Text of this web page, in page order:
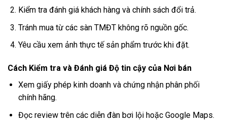
Kiểm tra đánh giá khách hàng và chính sách đổi trả.
Tránh mua từ các sàn TMĐT không rõ nguồn gốc.
Yêu cầu xem ảnh thực tế sản phẩm trước khi đặt.
Cách Kiểm tra và Đánh giá Độ tin cậy của Nơi bán
Xem giấy phép kinh doanh và chứng nhận phân phối
chính hãng.
Đọc review trên các diễn đàn bơi lội hoặc Google Maps.